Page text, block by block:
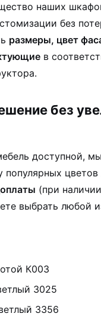
наших
без
размеры, цвет
в
без
доступной,
популярных
(при
выбрать любой
К003
3025
3356